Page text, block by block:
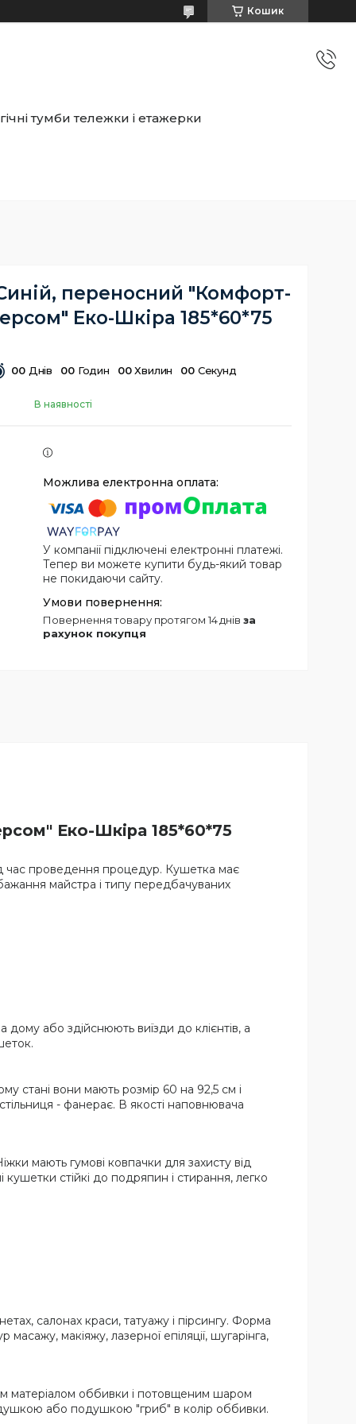
Кошик
тумби тележки і етажерки
переносний "Комфорт-
Еко-Шкіра 185*60*75
00 Днів 00 Годин 00 Хвилин 00 Секунд
В наявності
У компанії підключені електронні платежі.
Тепер ви можете купити будь-який товар
не покидаючи сайту.
повернення товару протягом 14 днів за
рахунок покупця
Еко-Шкіра 185*60*75
час проведення процедур. Кушетка має
бажання майстра і типу передбачуваних
або здійснюють виїзди до клієнтів, а
стані вони мають розмір 60 на 92,5 см і
- фанерає. В якості наповнювача
мають гумові ковпачки для захисту від
стійкі до подряпин і стирання, легко
салонах краси, татуажу і пірсингу. Форма
макіяжу, лазерної епіляції, шугарінга,
матеріалом оббивки і потовщеним шаром
або подушкою "гриб" в колір оббивки.